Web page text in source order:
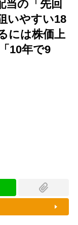
当の「先回
いやすい18
には株価上
10年で9